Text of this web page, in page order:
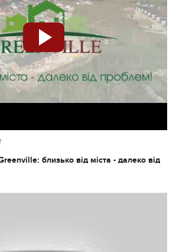
близько від міста - далеко від